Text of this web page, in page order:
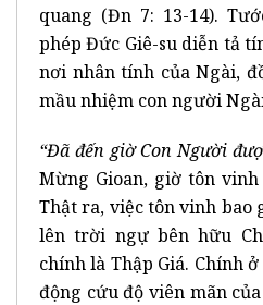
quang (Đn 7: 13-14).
phép Đức Giê-su diễn tả
nơi nhân tính của Ngài,
mầu nhiệm con người
“Đã đến giờ Con Người
Mừng Gioan, giờ tôn
Thật ra, việc tôn vinh bao
lên trời ngự bên hữu
chính là Thập Giá. Chính
động cứu độ viên mãn